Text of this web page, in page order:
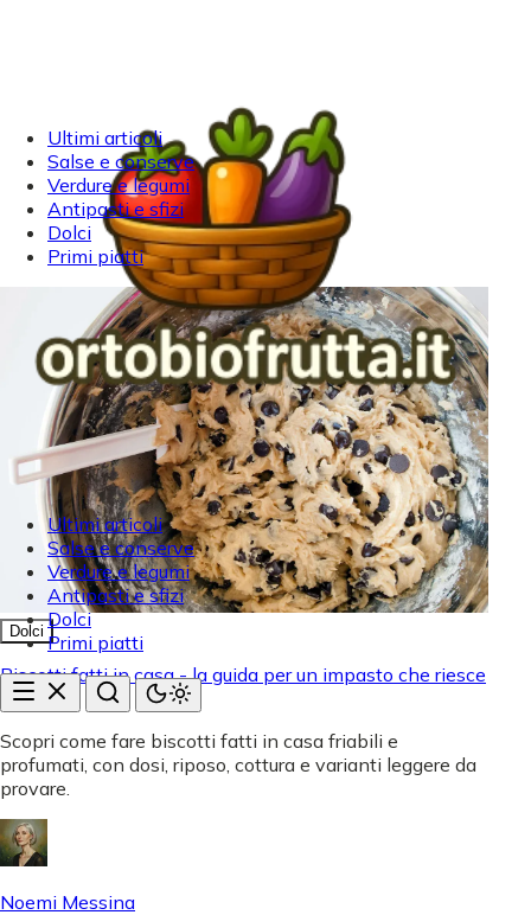
Ultimi articoli
Salse e conserve
Verdure e legumi
Antipasti e sfizi
Dolci
Primi piatti
Ultimi articoli
Salse e conserve
Verdure e legumi
Antipasti e sfizi
Dolci
Primi piatti
Dolci
Biscotti fatti in casa - la guida per un impasto che riesce
sempre
Scopri come fare biscotti fatti in casa friabili e
profumati, con dosi, riposo, cottura e varianti leggere da
provare.
Noemi Messina